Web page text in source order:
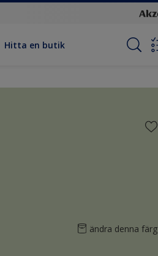
Hitta en butik
ändra denna färg